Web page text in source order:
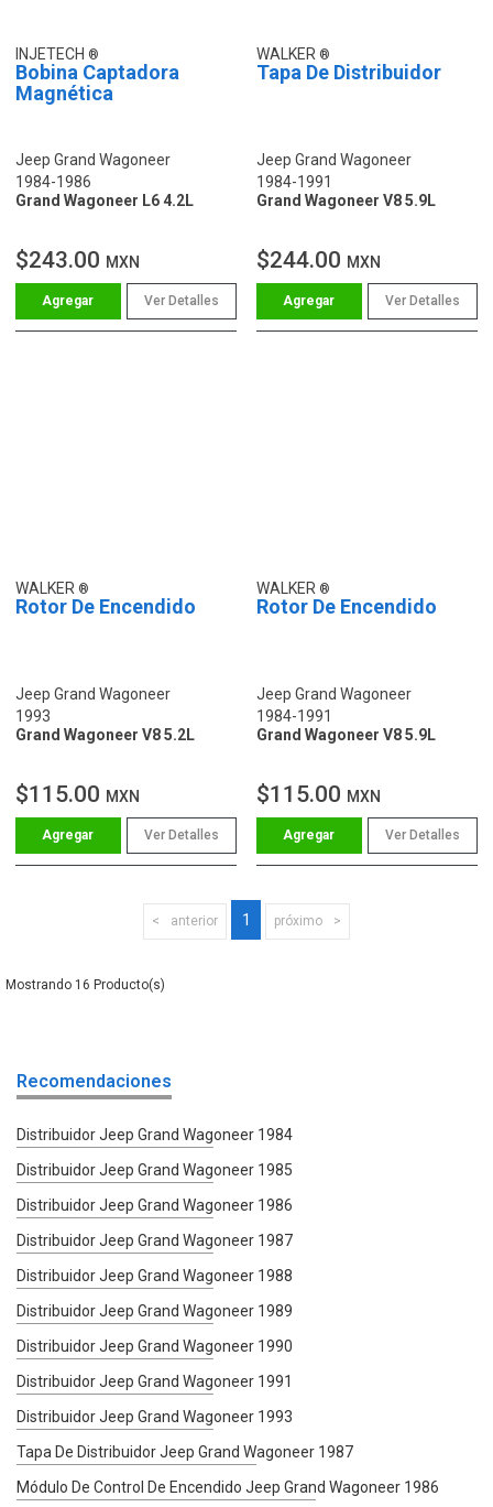
INJETECH
Bobina Captadora
Magnética
Jeep Grand Wagoneer
1984-1986
Grand Wagoneer L6 4.2L
$243.00 MXN
Ver Detalles
WALKER
Tapa De Distribuidor
Jeep Grand Wagoneer
1984-1991
Grand Wagoneer V8 5.9L
$244.00 MXN
Ver Detalles
WALKER
Rotor De Encendido
Jeep Grand Wagoneer
1993
Grand Wagoneer V8 5.2L
$115.00 MXN
Ver Detalles
WALKER
Rotor De Encendido
Jeep Grand Wagoneer
1984-1991
Grand Wagoneer V8 5.9L
$115.00 MXN
Ver Detalles
anterior 1 próximo
16
Recomendaciones
Distribuidor Jeep Grand Wagoneer 1984
Distribuidor Jeep Grand Wagoneer 1985
Distribuidor Jeep Grand Wagoneer 1986
Distribuidor Jeep Grand Wagoneer 1987
Distribuidor Jeep Grand Wagoneer 1988
Distribuidor Jeep Grand Wagoneer 1989
Distribuidor Jeep Grand Wagoneer 1990
Distribuidor Jeep Grand Wagoneer 1991
Distribuidor Jeep Grand Wagoneer 1993
Tapa De Distribuidor Jeep Grand Wagoneer 1987
Módulo De Control De Encendido Jeep Grand Wagoneer 1986